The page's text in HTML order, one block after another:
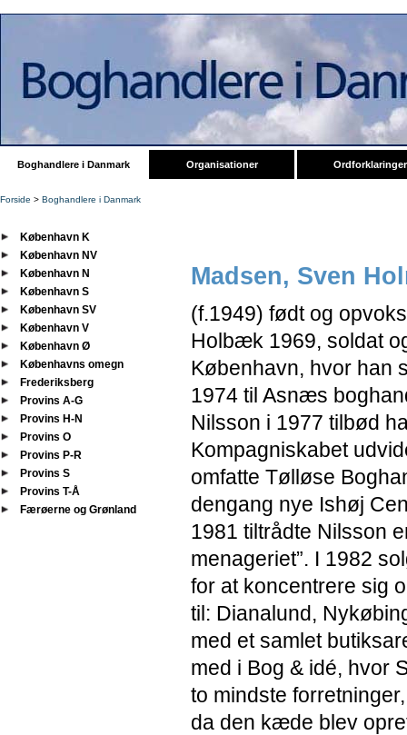
Boghandlere i Danmark Organisationer Ordforklaringer
Forside > Boghandlere i Danmark
København K
København NV
København N
København S
København SV
København V
København Ø
Københavns omegn
Frederiksberg
Provins A-G
Provins H-N
Provins O
Provins P-R
Provins S
Provins T-Å
Færøerne og Grønland
Madsen, Sven
(f.1949) født og
Holbæk 1969, soldat
København, hvor han
1974 til Asnæs
Nilsson i 1977 tilbød
Kompagniskabet
omfatte Tølløse
dengang nye Ishøj
1981 tiltrådte Nilsson
menageriet”. I 1982
for at koncentrere sig
til: Dianalund,
med et samlet
med i Bog & idé, hvor
to mindste
da den kæde blev